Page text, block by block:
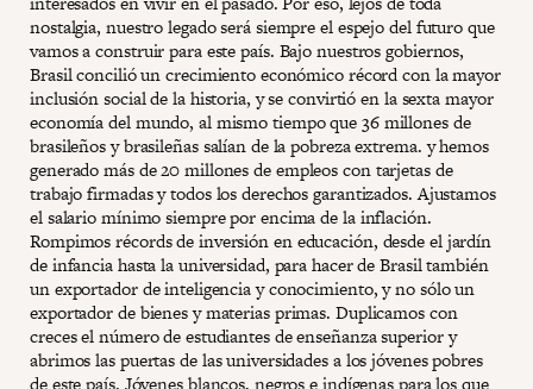
nostalgia, nuestro legado será siempre el espejo del futuro que
vamos a construir para este país. Bajo nuestros gobiernos,
Brasil concilió un crecimiento económico récord con la mayor
inclusión social de la historia, y se convirtió en la sexta mayor
economía del mundo, al mismo tiempo que 36 millones de
brasileños y brasileñas salían de la pobreza extrema. y hemos
generado más de 20 millones de empleos con tarjetas de
trabajo firmadas y todos los derechos garantizados. Ajustamos
el salario mínimo siempre por encima de la inflación.
Rompimos récords de inversión en educación, desde el jardín
de infancia hasta la universidad, para hacer de Brasil también
un exportador de inteligencia y conocimiento, y no sólo un
exportador de bienes y materias primas. Duplicamos con
creces el número de estudiantes de enseñanza superior y
abrimos las puertas de las universidades a los jóvenes pobres
de este país. Jóvenes blancos, negros e indígenas para los que